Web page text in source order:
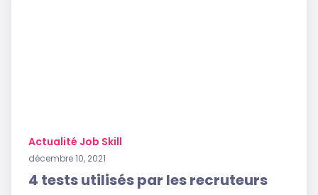
Actualité Job Skill
décembre 10, 2021
4 tests utilisés par les recruteurs